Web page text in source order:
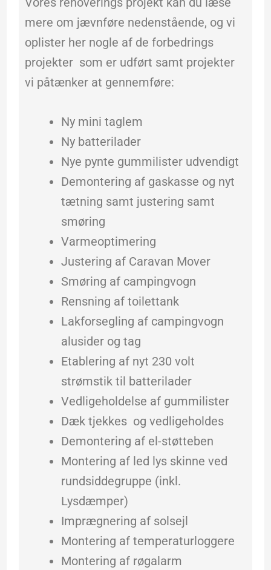
mere om jævnføre nedenstående, og vi
oplister her nogle af de forbedrings
projekter som er udført samt projekter
vi påtænker at gennemføre:
Ny mini taglem
Ny batterilader
Nye pynte gummilister udvendigt
Demontering af gaskasse og nyt
tætning samt justering samt
smøring
Varmeoptimering
Justering af Caravan Mover
Smøring af campingvogn
Rensning af toilettank
Lakforsegling af campingvogn
alusider og tag
Etablering af nyt 230 volt
strømstik til batterilader
Vedligeholdelse af gummilister
Dæk tjekkes og vedligeholdes
Demontering af el-støtteben
Montering af led lys skinne ved
rundsiddegruppe (inkl.
Lysdæmper)
Imprægnering af solsejl
Montering af temperaturloggere
Montering af røgalarm